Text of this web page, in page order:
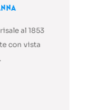
al 1853
con vista